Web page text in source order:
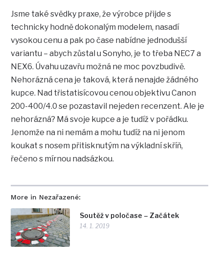
More in Nezařazené:
Soutěž v poločase – Začátek
14. 1. 2019
Jsme také svědky praxe, že výrobce přijde s
technicky hodně dokonalým modelem, nasadí
vysokou cenu a pak po čase nabídne jednodušší
variantu – abych zůstal u Sonyho, je to třeba NEC7 a
NEX6. Úvahu uzavřu možná ne moc povzbudivě.
Nehorázná cena je taková, která nenajde žádného
kupce. Nad třistatisícovou cenou objektivu Canon
200-400/4.0 se pozastavil nejeden recenzent. Ale je
nehorázná? Má svoje kupce a je tudíž v pořádku.
Jenomže na ni nemám a mohu tudíž na ni jenom
koukat s nosem přitisknutým na výkladní skříň,
řečeno s mírnou nadsázkou.